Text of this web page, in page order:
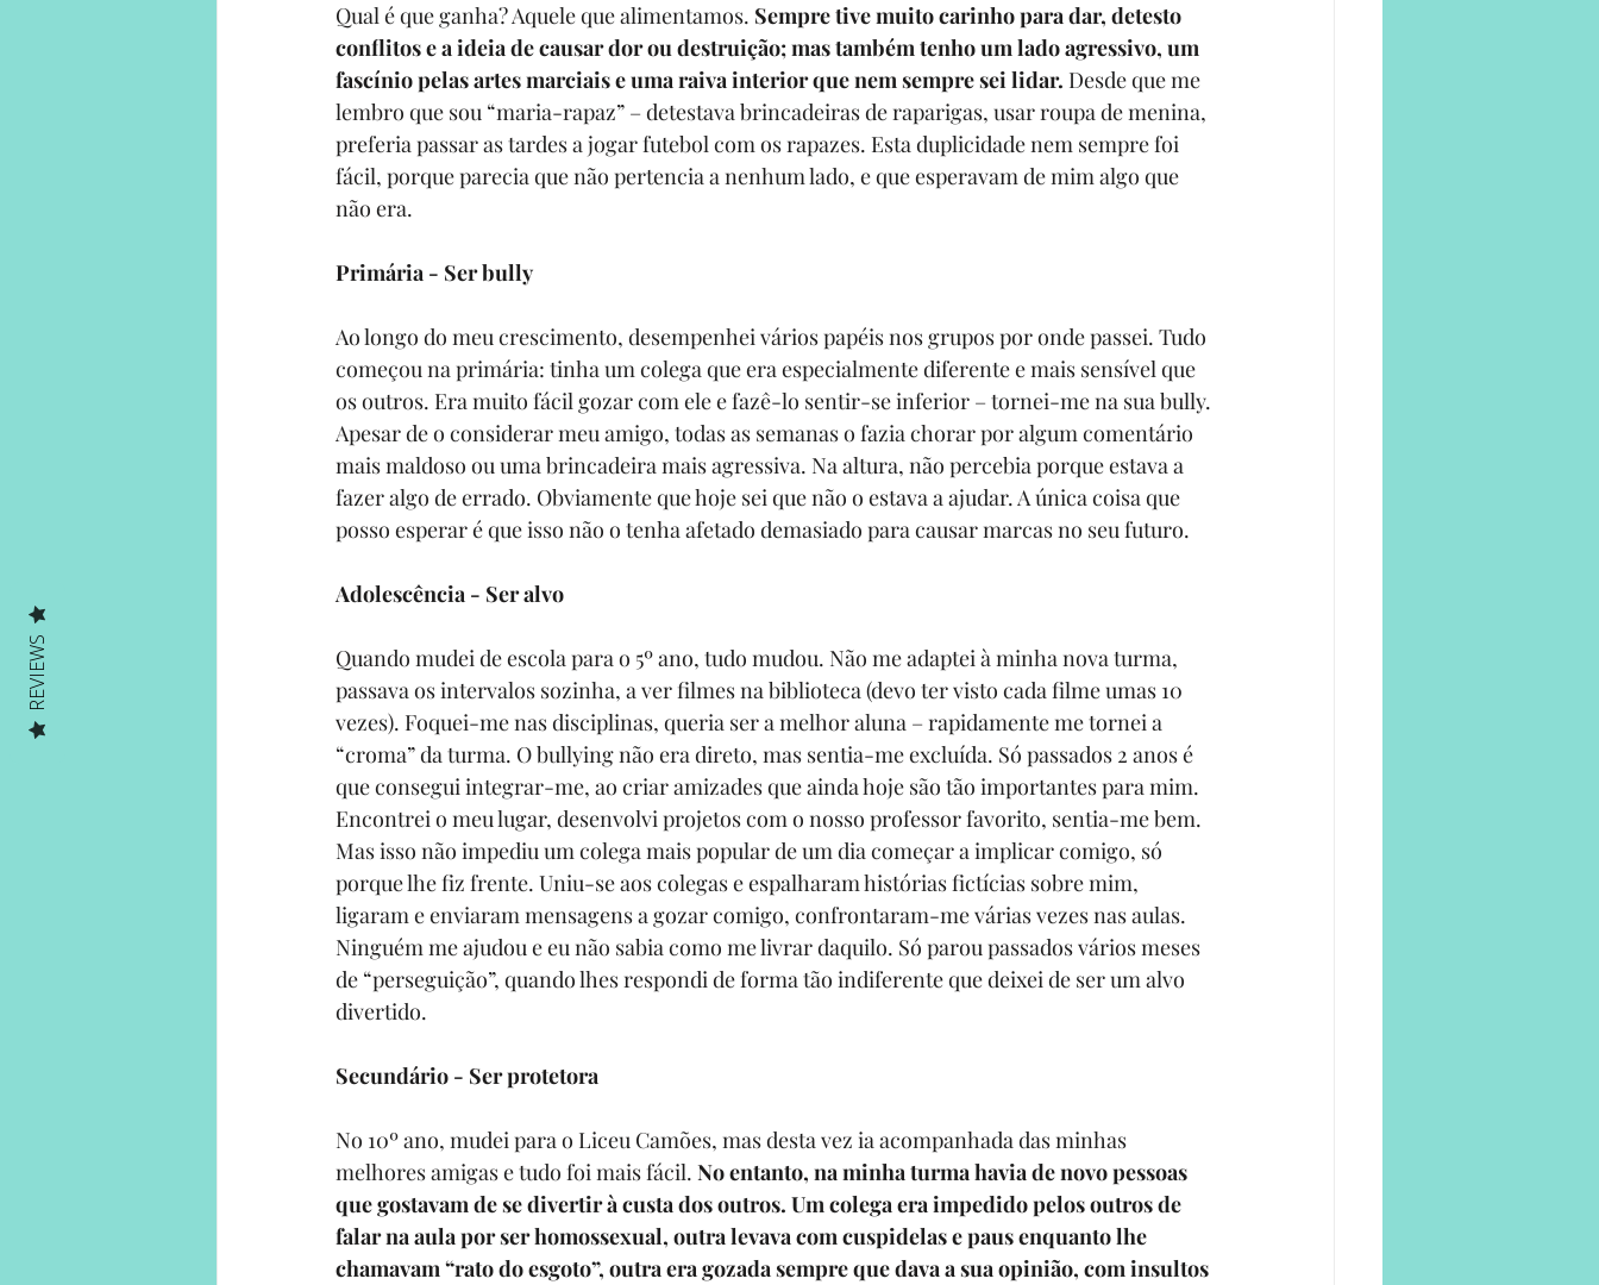
Qual é que ganha? Aquele que alimentamos. Sempre tive muito carinho para dar, detesto
conflitos e a ideia de causar dor ou destruição; mas também tenho um lado agressivo, um
fascínio pelas artes marciais e uma raiva interior que nem sempre sei lidar. Desde que me
lembro que sou “maria-rapaz” – detestava brincadeiras de raparigas, usar roupa de menina,
preferia passar as tardes a jogar futebol com os rapazes. Esta duplicidade nem sempre foi
fácil, porque parecia que não pertencia a nenhum lado, e que esperavam de mim algo que
não era.
Primária - Ser bully
Ao longo do meu crescimento, desempenhei vários papéis nos grupos por onde passei. Tudo
começou na primária: tinha um colega que era especialmente diferente e mais sensível que
os outros. Era muito fácil gozar com ele e fazê-lo sentir-se inferior – tornei-me na sua bully.
Apesar de o considerar meu amigo, todas as semanas o fazia chorar por algum comentário
mais maldoso ou uma brincadeira mais agressiva. Na altura, não percebia porque estava a
fazer algo de errado. Obviamente que hoje sei que não o estava a ajudar. A única coisa que
posso esperar é que isso não o tenha afetado demasiado para causar marcas no seu futuro.
Adolescência - Ser alvo
Quando mudei de escola para o 5º ano, tudo mudou. Não me adaptei à minha nova turma,
passava os intervalos sozinha, a ver filmes na biblioteca (devo ter visto cada filme umas 10
vezes). Foquei-me nas disciplinas, queria ser a melhor aluna – rapidamente me tornei a
“croma” da turma. O bullying não era direto, mas sentia-me excluída. Só passados 2 anos é
que consegui integrar-me, ao criar amizades que ainda hoje são tão importantes para mim.
Encontrei o meu lugar, desenvolvi projetos com o nosso professor favorito, sentia-me bem.
Mas isso não impediu um colega mais popular de um dia começar a implicar comigo, só
porque lhe fiz frente. Uniu-se aos colegas e espalharam histórias fictícias sobre mim,
ligaram e enviaram mensagens a gozar comigo, confrontaram-me várias vezes nas aulas.
Ninguém me ajudou e eu não sabia como me livrar daquilo. Só parou passados vários meses
de “perseguição”, quando lhes respondi de forma tão indiferente que deixei de ser um alvo
divertido.
Secundário - Ser protetora
No 10º ano, mudei para o Liceu Camões, mas desta vez ia acompanhada das minhas
melhores amigas e tudo foi mais fácil. No entanto, na minha turma havia de novo pessoas
que gostavam de se divertir à custa dos outros. Um colega era impedido pelos outros de
falar na aula por ser homossexual, outra levava com cuspidelas e paus enquanto lhe
chamavam “rato do esgoto”, outra era gozada sempre que dava a sua opinião, com insultos
REVIEWS